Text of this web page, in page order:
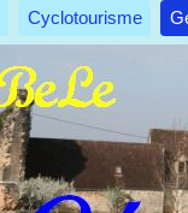
Cyclotourisme